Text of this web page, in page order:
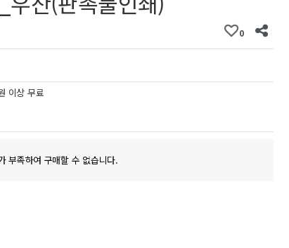
0
이상 무료
부족하여 구매할 수 없습니다.